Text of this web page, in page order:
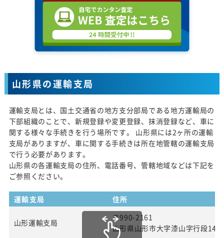
山形県の運輸支局
運輸支局とは、国土交通省の地方支分部局である地方運輸局の
下部組織のことで、新規登録や変更登録、抹消登録など、車に
関する様々な手続きを行う場所です。 山形県には2ヶ所の運輸
支局がありますが、車に関する手続きは所在地管轄の運輸支局
で行う必要があります。
山形県の各運輸支局の住所、電話番号、管轄地域などは下記を
ご参照ください。
運輸支局 住所
山形運輸支局
〒990-2161
山形県山形市大字漆山字行段